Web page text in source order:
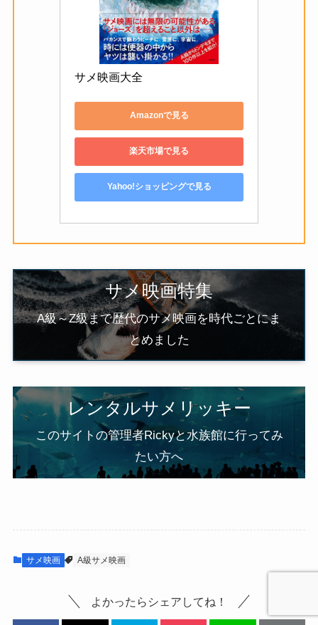
サメ映画大全
Amazonで見る
楽天市場で見る
Yahoo!ショッピングで見る
サメ映画特集
A級～Z級まで歴代のサメ映画を時代ごとにま
とめました
レンタルサメリッキー
このサイトの管理者Rickyと水族館に行ってみ
たい方へ
サメ映画 A級サメ映画
よかったらシェアしてね！